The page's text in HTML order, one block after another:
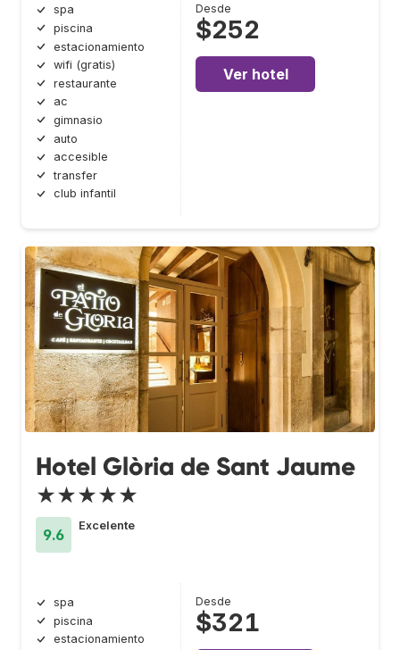
spa
piscina
estacionamiento
wifi (gratis)
restaurante
ac
gimnasio
auto
accesible
transfer
club infantil
Desde
$252
Ver hotel
Hotel Glòria de Sant Jaume
★★★★★
9.6
Excelente
spa
piscina
estacionamiento
Desde
$321